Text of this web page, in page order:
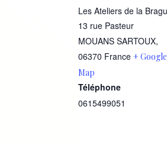
LIEU
Les Ateliers de la Brague
13 rue Pasteur
MOUANS SARTOUX,
06370
Map
Téléphone